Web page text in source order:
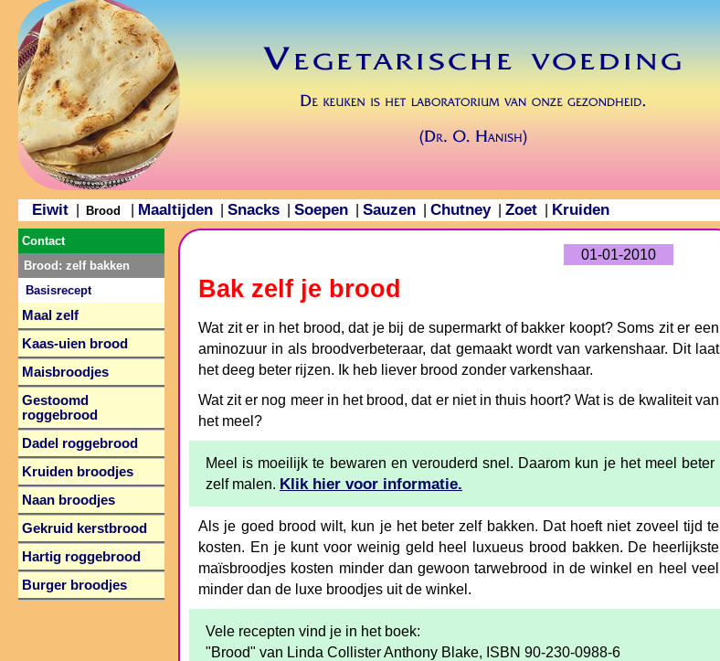
Eiwit Brood Maaltijden Snacks Soepen Sauzen Chutney| Zoet Kruiden
01-01-2010
Bak zelf je brood
Wat zit er in het brood, dat je bij de supermarkt of bakker koopt? Soms zit er een
aminozuur in als broodverbeteraar, dat gemaakt wordt van varkenshaar. Dit laat
het deeg beter rijzen. Ik heb liever brood zonder varkenshaar.
Wat zit er nog meer in het brood, dat er niet in thuis hoort? Wat is de kwaliteit van
het meel?
Meel is moeilijk te bewaren en verouderd snel. Daarom kun je het meel beter
zelf malen. Klik hier voor informatie.
Als je goed brood wilt, kun je het beter zelf bakken. Dat hoeft niet zoveel tijd te
kosten. En je kunt voor weinig geld heel luxueus brood bakken. De heerlijkste
maïsbroodjes kosten minder dan gewoon tarwebrood in de winkel en heel veel
minder dan de luxe broodjes uit de winkel.
Vele recepten vind je in het boek:
"Brood" van Linda Collister Anthony Blake, ISBN 90-230-0988-6
Contact
Brood: zelf bakken
Basisrecept
Maal zelf
Kaas-uien brood
Maisbroodjes
Gestoomd
roggebrood
Dadel roggebrood
Kruiden broodjes
Naan broodjes
Gekruid kerstbrood
Hartig roggebrood
Burger broodjes